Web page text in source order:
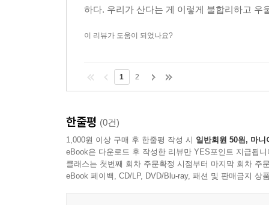
하다. 우리가 산다는 게 이렇게 불합리하고
이 리뷰가 도움이 되었나요?
1 2
한줄평 (0건)
1,000원 이상 구매 후 한줄평 작성 시 일반회원 50원, 마니
eBook은 다운로드 후 작성한 리뷰만 YES포인트 지급됩니
클래스는 첫번째 회차 주문확정 시점부터 마지막 회차 주
eBook 페이백, CD/LP, DVD/Blu-ray, 패션 및 판매금지 상